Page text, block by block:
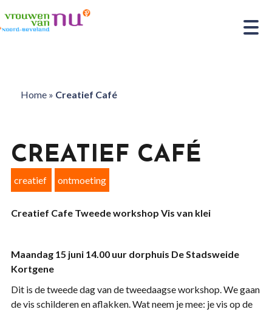
Home» Creatief Café
CREATIEF CAFÉ
creatief ontmoeting
Creatief Cafe Tweede workshop Vis van klei
Maandag 15 juni 14.00 uur dorphuis De Stadsweide
Kortgene
Dit is de tweede dag van de tweedaagse workshop. We gaan
de vis schilderen en aflakken. Wat neem je mee: je vis op de